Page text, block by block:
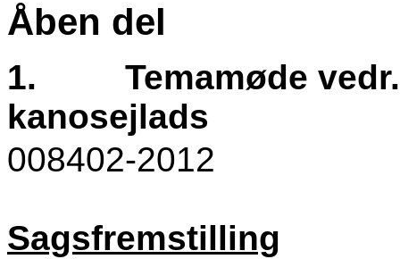
Åben del
1.
Temamøde
kanosejlads
008402-2012
Sagsfremstilling